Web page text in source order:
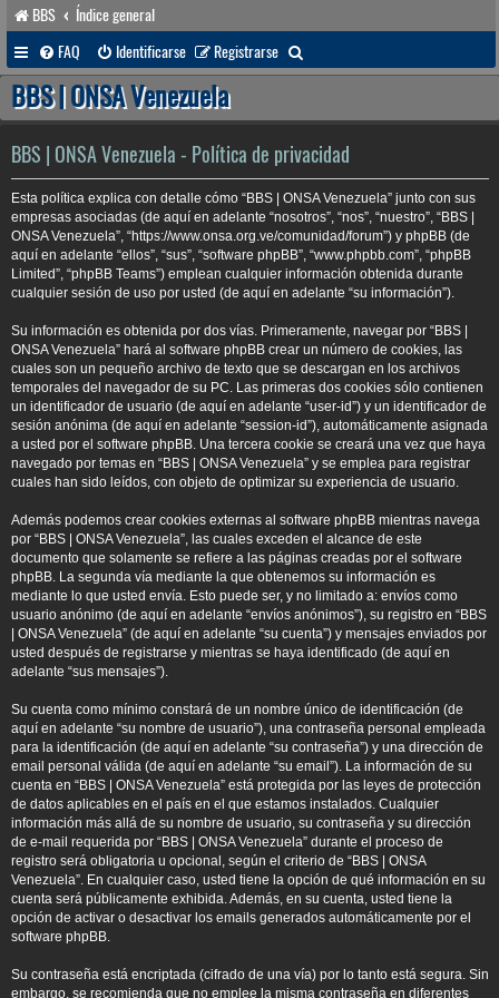
BBS
Índice general
FAQ
Identificarse Registrarse
u
a
r
BBS | ONSA Venezuela
BBS | ONSA Venezuela - Política de privacidad
Esta política explica con detalle cómo “BBS | ONSA Venezuela” junto con sus
empresas asociadas (de aquí en adelante “nosotros”, “nos”, “nuestro”, “BBS |
ONSA Venezuela”, “https://www.onsa.org.ve/comunidad/forum”) y phpBB (de
aquí en adelante “ellos”, “sus”, “software phpBB”, “www.phpbb.com”, “phpBB
Limited”, “phpBB Teams”) emplean cualquier información obtenida durante
cualquier sesión de uso por usted (de aquí en adelante “su información”).
Su información es obtenida por dos vías. Primeramente, navegar por “BBS |
ONSA Venezuela” hará al software phpBB crear un número de cookies, las
cuales son un pequeño archivo de texto que se descargan en los archivos
temporales del navegador de su PC. Las primeras dos cookies sólo contienen
un identificador de usuario (de aquí en adelante “user-id”) y un identificador de
sesión anónima (de aquí en adelante “session-id”), automáticamente asignada
a usted por el software phpBB. Una tercera cookie se creará una vez que haya
navegado por temas en “BBS | ONSA Venezuela” y se emplea para registrar
cuales han sido leídos, con objeto de optimizar su experiencia de usuario.
Además podemos crear cookies externas al software phpBB mientras navega
por “BBS | ONSA Venezuela”, las cuales exceden el alcance de este
documento que solamente se refiere a las páginas creadas por el software
phpBB. La segunda vía mediante la que obtenemos su información es
mediante lo que usted envía. Esto puede ser, y no limitado a: envíos como
usuario anónimo (de aquí en adelante “envíos anónimos”), su registro en “BBS
| ONSA Venezuela” (de aquí en adelante “su cuenta”) y mensajes enviados por
usted después de registrarse y mientras se haya identificado (de aquí en
adelante “sus mensajes”).
Su cuenta como mínimo constará de un nombre único de identificación (de
aquí en adelante “su nombre de usuario”), una contraseña personal empleada
para la identificación (de aquí en adelante “su contraseña”) y una dirección de
email personal válida (de aquí en adelante “su email”). La información de su
cuenta en “BBS | ONSA Venezuela” está protegida por las leyes de protección
de datos aplicables en el país en el que estamos instalados. Cualquier
información más allá de su nombre de usuario, su contraseña y su dirección
de e-mail requerida por “BBS | ONSA Venezuela” durante el proceso de
registro será obligatoria u opcional, según el criterio de “BBS | ONSA
Venezuela”. En cualquier caso, usted tiene la opción de qué información en su
cuenta será públicamente exhibida. Además, en su cuenta, usted tiene la
opción de activar o desactivar los emails generados automáticamente por el
software phpBB.
Su contraseña está encriptada (cifrado de una vía) por lo tanto está segura. Sin
embargo, se recomienda que no emplee la misma contraseña en diferentes